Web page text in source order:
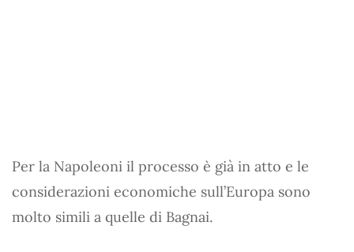
Per la Napoleoni il processo è già in atto e le
considerazioni economiche sull’Europa sono
molto simili a quelle di Bagnai.